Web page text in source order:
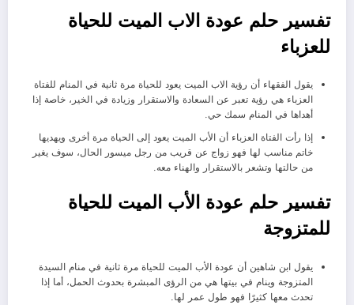
تفسير حلم عودة الاب الميت للحياة
للعزباء
يقول الفقهاء أن رؤية الاب الميت يعود للحياة مرة ثانية في المنام للفتاة
العزباء هي رؤية تعبر عن السعادة والاستقرار وزيادة في الخير، خاصة إذا
أهداها في المنام سمك حي.
إذا رأت الفتاة العزباء أن الأب الميت يعود إلى الحياة مرة أخرى ويهديها
خاتم مناسب لها فهو زواج عن قريب من رجل ميسور الحال، سوف يغير
من حالتها وتشعر بالاستقرار والهناء معه.
تفسير حلم عودة الأب الميت للحياة
للمتزوجة
يقول ابن شاهين أن عودة الأب الميت للحياة مرة ثانية في منام السيدة
المتزوجة وينام في بيتها هي من الرؤى المبشرة بحدوث الحمل، أما إذا
تحدث معها كثيرًا فهو طول عمر لها.